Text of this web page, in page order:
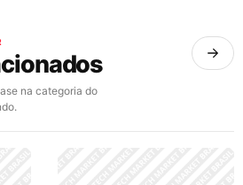
na categoria do